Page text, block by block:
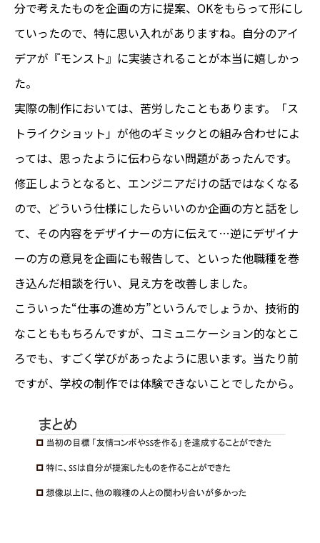
分で考えたものを企画の方に提案、OKをもらって形にし
ていったので、特に思い入れがありますね。自分のアイ
デアが『モンスト』に実装されることが本当に嬉しかっ
た。
実際の制作においては、苦労したこともあります。「ス
トライクショット」が他のギミックとの組み合わせによ
っては、思ったように伝わらない問題があったんです。
修正しようとなると、エンジニアだけの話ではなくなる
ので、どういう仕様にしたらいいのか企画の方と話をし
て、その内容をデザイナーの方に伝えて…逆にデザイナ
ーの方の意見を企画にも報告して、といった他職種を巻
き込んだ相談を行い、見え方を改善しました。
こういった“仕事の進め方”というんでしょうか、技術的
なことももちろんですが、コミュニケーション的なとこ
ろでも、すごく学びがあったように思います。当たり前
ですが、学校の制作では体験できないことでしたから。